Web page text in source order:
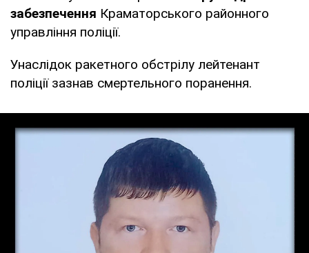
забезпечення Краматорського районного
управління поліції.
Унаслідок ракетного обстрілу лейтенант
поліції зазнав смертельного поранення.